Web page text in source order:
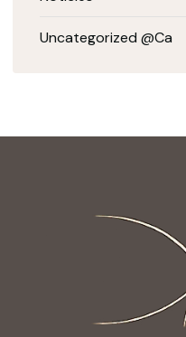
Uncategorized @ca